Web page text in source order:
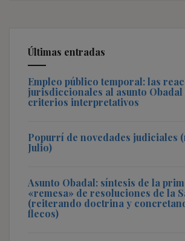
Últimas entradas
Empleo público temporal: las
jurisdiccionales al asunto Obadal
criterios interpretativos
Popurrí de novedades judiciales
Julio)
Asunto Obadal: síntesis de la
«remesa» de resoluciones de la
(reiterando doctrina y
flecos)